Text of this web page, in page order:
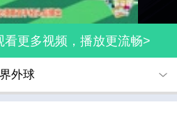
更多视频，播放更流畅>
外球